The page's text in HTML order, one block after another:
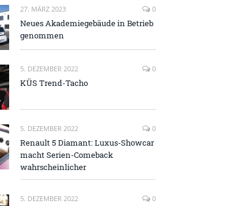
27. MÄRZ 2023 0
Neues Akademiegebäude in Betrieb
genommen
5. DEZEMBER 2022 0
KÜS Trend-Tacho
5. DEZEMBER 2022 0
Renault 5 Diamant: Luxus-Showcar
macht Serien-Comeback
wahrscheinlicher
5. DEZEMBER 2022 0